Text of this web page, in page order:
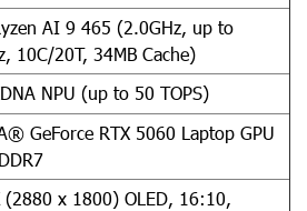
AI 9 465 (2.0GHz, up to
10C/20T, 34MB Cache)
NPU (up to 50 TOPS)
GeForce RTX 5060 Laptop GPU
(2880 x 1800) OLED, 16:10,